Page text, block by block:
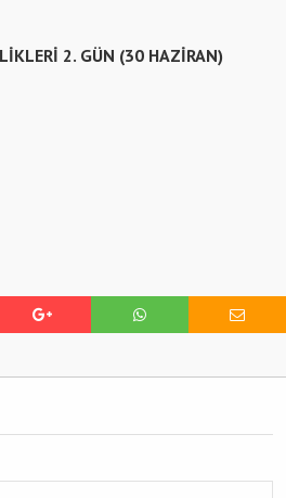
2. GÜN (30 HAZİRAN)